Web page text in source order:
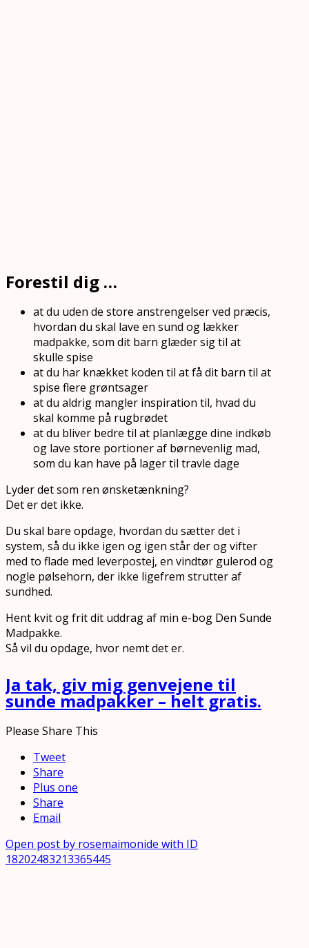
Forestil dig …
at du uden de store anstrengelser ved præcis,
hvordan du skal lave en sund og lækker
madpakke, som dit barn glæder sig til at
skulle spise
at du har knækket koden til at få dit barn til at
spise flere grøntsager
at du aldrig mangler inspiration til, hvad du
skal komme på rugbrødet
at du bliver bedre til at planlægge dine indkøb
og lave store portioner af børnevenlig mad,
som du kan have på lager til travle dage
Lyder det som ren ønsketænkning?
Det er det ikke.
Du skal bare opdage, hvordan du sætter det i
system, så du ikke igen og igen står der og vifter
med to flade med leverpostej, en vindtør gulerod og
nogle pølsehorn, der ikke ligefrem strutter af
sundhed.
Hent kvit og frit dit uddrag af min e-bog Den Sunde
Madpakke.
Så vil du opdage, hvor nemt det er.
Ja tak, giv mig genvejene til
sunde madpakker – helt gratis.
Please Share This
Tweet
Share
Plus one
Share
Email
Open post by rosemaimonide with ID
18202483213365445